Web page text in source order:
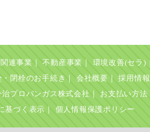
連事業 不動産事業 環境改善(セラ)
・閉栓のお手続き 会社概要
採用情報
治プロパンガス株式会社 お支払い方法
基づく表示 個人情報保護ポリシー